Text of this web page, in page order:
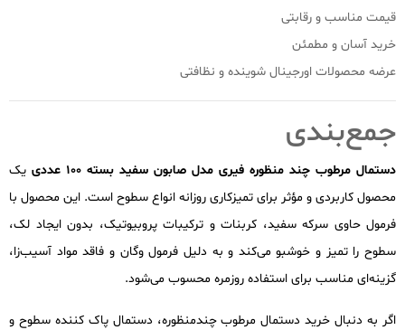
قیمت مناسب و رقابتی
خرید آسان و مطمئن
عرضه محصولات اورجینال شوینده و نظافتی
جمع‌بندی
دستمال مرطوب چند منظوره فیری مدل صابون سفید بسته ۱۰۰ عددی
یک
محصول کاربردی و مؤثر برای تمیزکاری روزانه انواع سطوح است. این محصول با
فرمول حاوی سرکه سفید، کربنات و ترکیبات پروبیوتیک، بدون ایجاد لک،
سطوح را تمیز و خوشبو می‌کند و به دلیل فرمول وگان و فاقد مواد آسیب‌زا،
گزینه‌ای مناسب برای استفاده روزمره محسوب می‌شود.
اگر به دنبال خرید دستمال مرطوب چندمنظوره، دستمال پاک کننده سطوح و